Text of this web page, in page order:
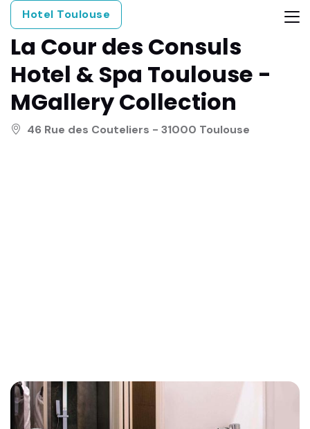
Hotel Toulouse
La Cour des Consuls
Hotel & Spa Toulouse -
MGallery Collection
46 Rue des Couteliers - 31000 Toulouse